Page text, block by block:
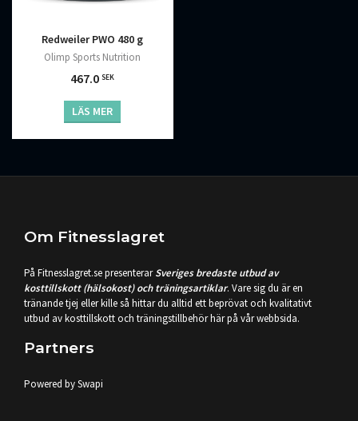
Redweiler PWO 480 g
Olimp Sports Nutrition
467.0SEK
LÄS MER
Om Fitnesslagret
På Fitnesslagret.se presenterarSveriges bredaste utbud av
kosttillskott (hälsokost) och träningsartiklar. Vare sig du är en
tränande tjej eller kille så hittar du alltid ett beprövat och kvalitativt
utbud av kosttillskott och träningstillbehör här på vår webbsida.
Partners
Powered by Swapi